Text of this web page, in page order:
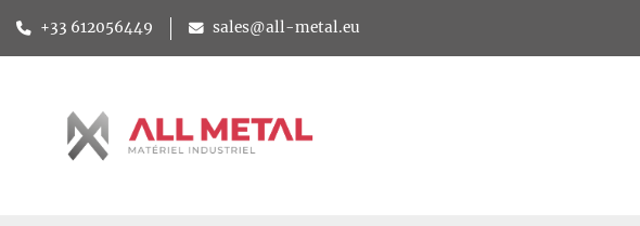
+33 612056449 sales@all-metal.eu